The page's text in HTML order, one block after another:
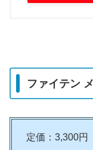
ファイテン
定価：3,300円